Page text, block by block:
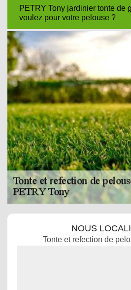
PETRY Tony jardinier tonte de
voulez pour votre pelouse ?
NOUS
Tonte et refection de